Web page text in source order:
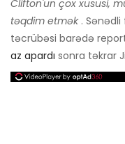
Clifton'un çox xüsusi,
təqdim etmək. Sənədli
təcrübəsi barədə
az apardı sonra təkrar